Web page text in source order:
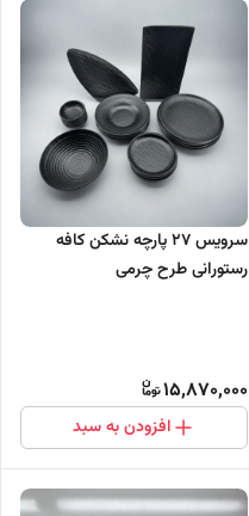
سرویس ۲۷ پارچه نشکن کافه
رستورانی طرح چرمی
15,870,000
افزودن به سبد